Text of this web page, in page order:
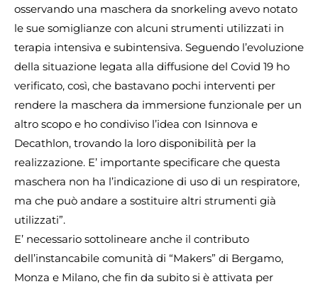
osservando una maschera da snorkeling avevo notato
le sue somiglianze con alcuni strumenti utilizzati in
terapia intensiva e subintensiva. Seguendo l’evoluzione
della situazione legata alla diffusione del Covid 19 ho
verificato, così, che bastavano pochi interventi per
rendere la maschera da immersione funzionale per un
altro scopo e ho condiviso l’idea con Isinnova e
Decathlon, trovando la loro disponibilità per la
realizzazione. E’ importante specificare che questa
maschera non ha l’indicazione di uso di un respiratore,
ma che può andare a sostituire altri strumenti già
utilizzati”.
E’ necessario sottolineare anche il contributo
dell’instancabile comunità di “Makers” di Bergamo,
Monza e Milano, che fin da subito si è attivata per